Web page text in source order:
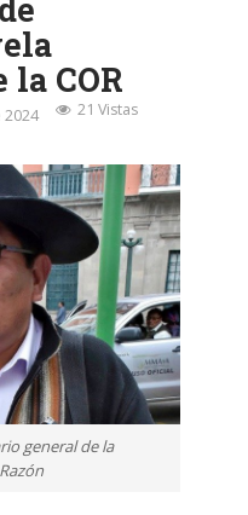
COR
21 Vistas
general de la